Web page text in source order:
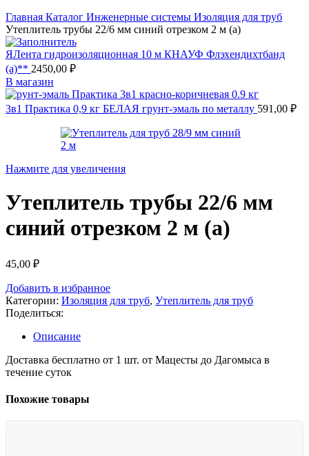
Главная Каталог Инженерные системы Изоляция для труб
Утеплитель трубы 22/6 мм синий отрезком 2 м (а)
ЯЛента гидроизоляционная 10 м КНАУФ Флэхендихтбанд
(а)** 2450,00 ₽
В магазин
3в1 Практика 0,9 кг БЕЛАЯ грунт-эмаль по металлу 591,00 ₽
Нажмите для увеличения
Утеплитель трубы 22/6 мм
синий отрезком 2 м (а)
45,00 ₽
Добавить в избранное
Категории: Изоляция для труб, Утеплитель для труб
Поделиться:
Описание
Доставка бесплатно от 1 шт. от Мацесты до Дагомыса в
течение суток
Похожие товары